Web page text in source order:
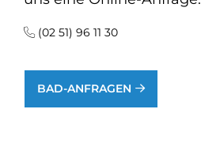
(02 51) 96 11 30
BAD-ANFRAGEN